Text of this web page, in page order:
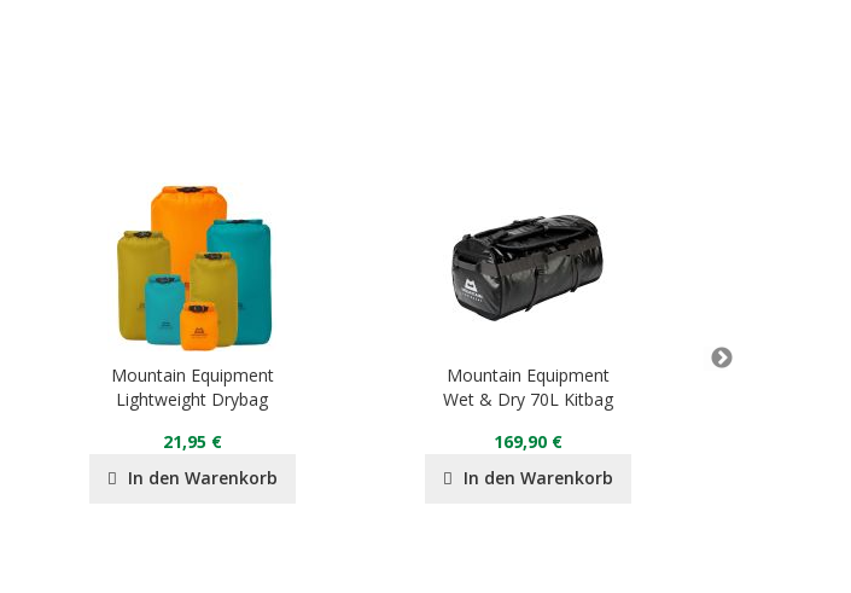
Mountain Equipment
Lightweight Drybag
21,95 €
In den Warenkorb
Mountain Equipment
Wet & Dry 70L Kitbag
169,90 €
In den Warenkorb